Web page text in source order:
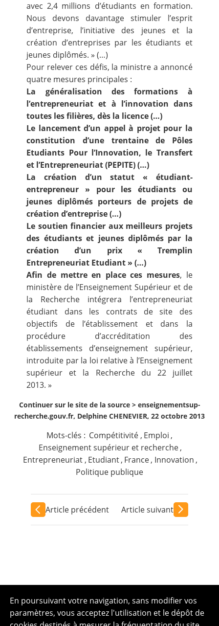
avec 2,4 millions d’étudiants en formation.
Nous devons davantage stimuler l’esprit
d’entreprise, l’initiative des jeunes et la
création d’entreprises par les étudiants et
jeunes diplômés. » (…)
Pour relever ces défis, la ministre a annoncé
quatre mesures principales :
La généralisation des formations à
l’entrepreneuriat et à l’innovation dans
toutes les filières, dès la licence (…)
Le lancement d’un appel à projet pour la
constitution d’une trentaine de Pôles
Etudiants Pour l’Innovation, le Transfert
et l’Entrepreneuriat (PEPITE) (…)
La création d’un statut « étudiant-
entrepreneur » pour les étudiants ou
jeunes diplômés porteurs de projets de
création d’entreprise (…)
Le soutien financier aux meilleurs projets
des étudiants et jeunes diplômés par la
création d’un prix « Tremplin
Entrepreneuriat Etudiant » (…)
Afin de mettre en place ces mesures, le
ministère de l’Enseignement Supérieur et de
la Recherche intégrera l’entrepreneuriat
étudiant dans les contrats de site des
objectifs de l’établissement et dans la
procédure d’accréditation des
établissements d’enseignement supérieur,
introduite par la loi relative à l’Enseignement
supérieur et la Recherche du 22 juillet
2013. »
Continuer sur le site de la source > enseignementsup-
recherche.gouv.fr, Delphine CHENEVIER, 22 octobre 2013
Mots-clés : Compétitivité , Emploi ,
Enseignement supérieur et recherche,
Entrepreneuriat , Etudiant, France, Innovation ,
Politique publique
Article précédent Article suivant
En poursuivant votre navigation, sans modifier vos
paramètres, vous acceptez l'utilisation et le dépôt de